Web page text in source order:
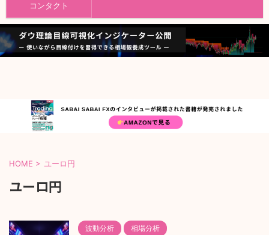
コンタクト
HOME > ユーロ円
ユーロ円
波動分析 相場分析